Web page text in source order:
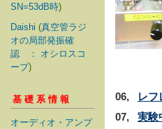
SN=53dB時)
Daishi (真空管ラジ
オの局部発振確
認 ： オシロスコ
ープ)
基礎系情報
オーディオ・アンプ
06, レフ
07, 実